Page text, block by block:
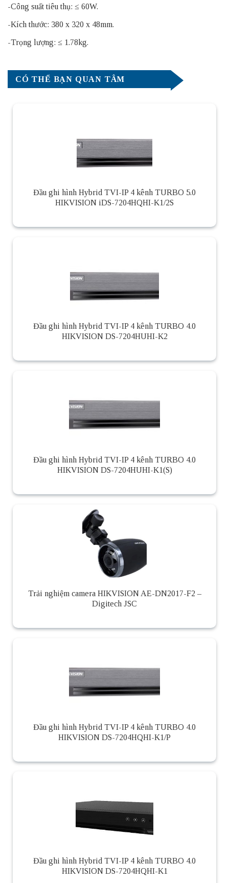
-Công suất tiêu thụ: ≤ 60W.
-Kích thước: 380 x 320 x 48mm.
-Trọng lượng: ≤ 1.78kg.
CÓ THỂ BẠN QUAN TÂM
Đầu ghi hình Hybrid TVI-IP 4 kênh TURBO 5.0
HIKVISION iDS-7204HQHI-K1/2S
Đầu ghi hình Hybrid TVI-IP 4 kênh TURBO 4.0
HIKVISION DS-7204HUHI-K2
Đầu ghi hình Hybrid TVI-IP 4 kênh TURBO 4.0
HIKVISION DS-7204HUHI-K1(S)
Trải nghiệm camera HIKVISION AE-DN2017-F2 –
Digitech JSC
Đầu ghi hình Hybrid TVI-IP 4 kênh TURBO 4.0
HIKVISION DS-7204HQHI-K1/P
Đầu ghi hình Hybrid TVI-IP 4 kênh TURBO 4.0
HIKVISION DS-7204HQHI-K1